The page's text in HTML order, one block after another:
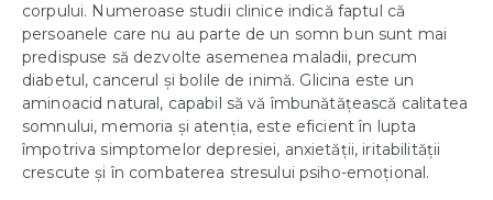
corpului. Numeroase studii clinice indică faptul că
persoanele care nu au parte de un somn bun sunt mai
predispuse să dezvolte asemenea maladii, precum
diabetul, cancerul și bolile de inimă. Glicina este un
aminoacid natural, capabil să vă îmbunătățească calitatea
somnului, memoria și atenția, este eficient în lupta
împotriva simptomelor depresiei, anxietății, iritabilității
crescute și în combaterea stresului psiho-emoțional.